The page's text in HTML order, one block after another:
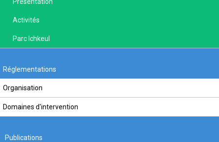
Activités
Parc Ichkeul
Réglementations
Organisation
Domaines d'intervention
Publications